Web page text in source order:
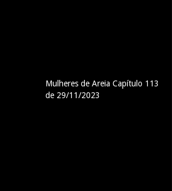
Mulheres de Areia Capítulo 113
de 29/11/2023